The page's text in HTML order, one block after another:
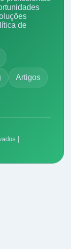
de
Artigos
|